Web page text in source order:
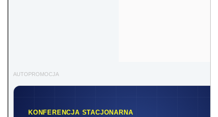
AUTOPROMOCJA
KONFERENCJA STACJONARNA